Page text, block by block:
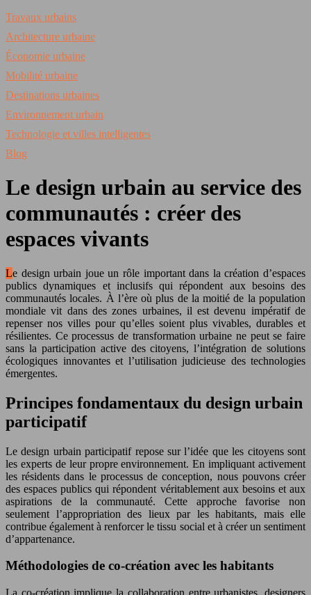
Travaux urbains
Architecture urbaine
Économie urbaine
Mobilité urbaine
Destinations urbaines
Environnement urbain
Technologie et villes intelligentes
Blog
Le design urbain au service des
communautés : créer des
espaces vivants
Le design urbain joue un rôle important dans la création d’espaces
publics dynamiques et inclusifs qui répondent aux besoins des
communautés locales. À l’ère où plus de la moitié de la population
mondiale vit dans des zones urbaines, il est devenu impératif de
repenser nos villes pour qu’elles soient plus vivables, durables et
résilientes. Ce processus de transformation urbaine ne peut se faire
sans la participation active des citoyens, l’intégration de solutions
écologiques innovantes et l’utilisation judicieuse des technologies
émergentes.
Principes fondamentaux du design urbain
participatif
Le design urbain participatif repose sur l’idée que les citoyens sont
les experts de leur propre environnement. En impliquant activement
les résidents dans le processus de conception, nous pouvons créer
des espaces publics qui répondent véritablement aux besoins et aux
aspirations de la communauté. Cette approche favorise non
seulement l’appropriation des lieux par les habitants, mais elle
contribue également à renforcer le tissu social et à créer un sentiment
d’appartenance.
Méthodologies de co-création avec les habitants